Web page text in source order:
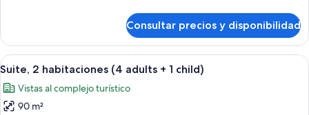
2
habitaciones
(4
Consultar precios y disponibilidad
Abrir
todas
las
fotos
Una habitación de hotel con cama,
7
Suite, 2 habitaciones (4 adults + 1 child)
Vistas al complejo turístico
90 m²